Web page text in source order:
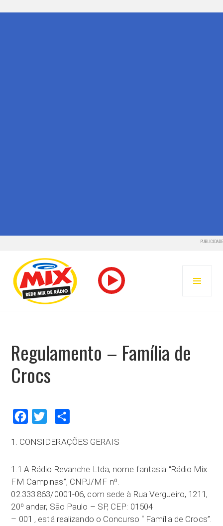
PUBLICIDADE
conteúdo
RADIO MIX FM – REDE MIX
Regulamento – Família de
Crocs
Facebook Twitter
1. CONSIDERAÇÕES GERAIS
1.1 A Rádio Revanche Ltda, nome fantasia “Rádio Mix
FM Campinas”, CNPJ/MF nº.
02.333.863/0001-06, com sede à Rua Vergueiro, 1211,
20º andar, São Paulo – SP, CEP: 01504
– 001 , está realizando o Concurso “ Família de Crocs”.